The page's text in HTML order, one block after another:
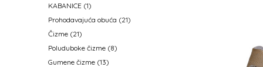
KABANICE (1)
Prohodavajuća obuća (21)
Čizme (21)
Poluduboke čizme (8)
Gumene čizme (13)